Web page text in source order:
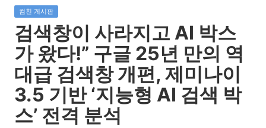
스
마
트
폰
을
쉽
게
배
Posted
in
컴친 게시판
검색창이 사라지고 AI 박스
가 왔다!” 구글 25년 만의 역
대급 검색창 개편, 제미나이
3.5 기반 ‘지능형 AI 검색 박
스’ 전격 분석